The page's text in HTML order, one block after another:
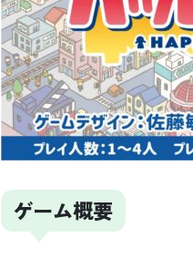
ゲーム概要